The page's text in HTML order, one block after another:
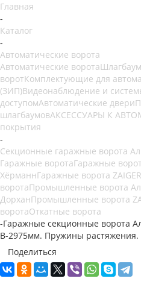
Главная
-
Каталог
-
Автоматические ворота
Автоматические ворота
воротКомплектующие для
(ЗИП)Видеонаблюдение и
доступомАвтоматические двери
шлагбаумовАКСЕССУАРЫ К
покрытия
-
Секционные гаражные ворота
Гаражные воротаГаражные
ХёрманнГаражные ворота ZAIGER
воротаПромышленные ворота
ДорханПромышленные ворота
воротаОткатные ворота
-Гаражные секционные ворота
В-2975мм. Пружины растяжения.
Поделиться